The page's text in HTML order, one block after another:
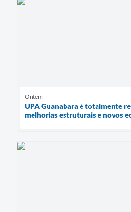
Ontem
UPA Guanabara é totalmente
melhorias estruturais e novos